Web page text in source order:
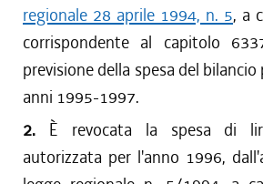
regionale 28 aprile 1994, n. 5, a
corrispondente al capitolo
previsione della spesa del
anni 1995-1997.
2. È revocata la spesa di
autorizzata per l'anno 1996,